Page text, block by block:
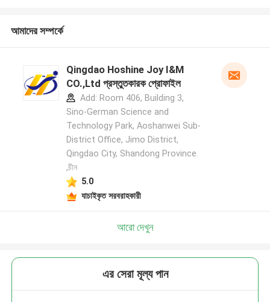
আমাদের সম্পর্কে
Qingdao Hoshine Joy I&M
CO.,Ltd প্রস্তুতকারক প্রোফাইল
Add: Room 406, Building 3,
Sino-German Science and
Technology Park, Aoshanwei Sub-
District Office, Jimo District,
Qingdao City, Shandong Province.
,চীন
5.0
যাচাইকৃত সরবরাহকারী
আরো দেখুন
এর সেরা মূল্য পান